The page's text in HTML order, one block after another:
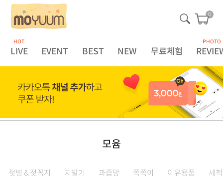
0
HOT
LIVE EVENT BEST NEW 무료체험
PHOTO
모윰
젖병 & 젖꼭지 치발기 과즙망 쪽쪽이 이유용품 세